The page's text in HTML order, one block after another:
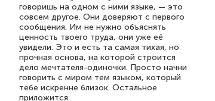
говоришь на одном с ними языке, — это
совсем другое. Они доверяют с первого
сообщения. Им не нужно объяснять
ценность твоего труда, они уже её
увидели. Это и есть та самая тихая, но
прочная основа, на которой строится
дело мечтателя-одиночки. Просто начни
говорить с миром тем языком, который
тебе искренне близок. Остальное
приложится.